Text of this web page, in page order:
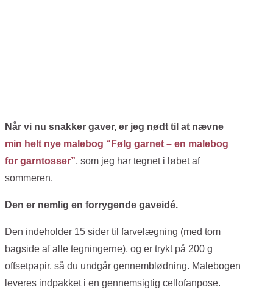
Når vi nu snakker gaver, er jeg nødt til at nævne
min helt nye malebog “Følg garnet – en malebog
for garntosser”, som jeg har tegnet i løbet af
sommeren.
Den er nemlig en forrygende gaveidé.
Den indeholder 15 sider til farvelægning (med tom
bagside af alle tegningerne), og er trykt på 200 g
offsetpapir, så du undgår gennemblødning. Malebogen
leveres indpakket i en gennemsigtig cellofanpose.